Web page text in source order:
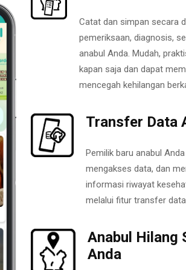
Catat dan simpan secara
pemeriksaan, diagnosis,
anabul Anda. Mudah,
kapan saja dan dapat
mencegah kehilangan
Transfer Data
Pemilik baru anabul
mengakses data, dan
informasi riwayat
melalui fitur transfer
Anabul Hilang
Anda